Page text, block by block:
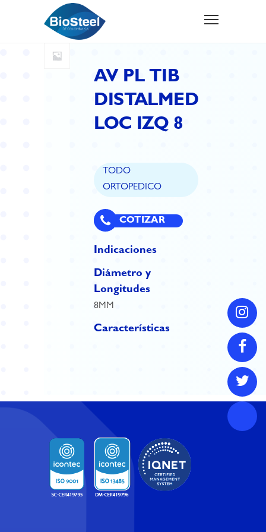
AV PL TIB
DISTALMED
LOC IZQ 8
TODO
ORTOPEDICO
COTIZAR
Indicaciones
Diámetro y
Longitudes
8MM
Características